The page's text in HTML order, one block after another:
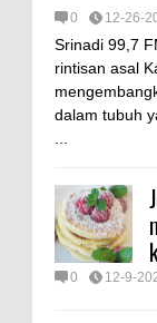
0 12-26-
Srinadi 99,7
rintisan asal
dalam tubuh
0 12-9-